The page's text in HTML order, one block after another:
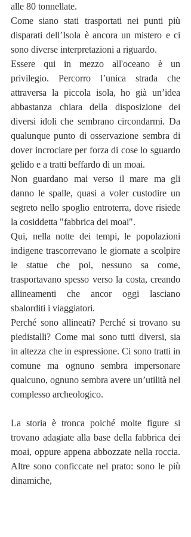
alle 80 tonnellate.
Come siano stati trasportati nei punti più
disparati dell’Isola è ancora un mistero e ci
sono diverse interpretazioni a riguardo.
Essere qui in mezzo all'oceano è un
privilegio. Percorro l’unica strada che
attraversa la piccola isola, ho già un’idea
abbastanza chiara della disposizione dei
diversi idoli che sembrano circondarmi. Da
qualunque punto di osservazione sembra di
dover incrociare per forza di cose lo sguardo
gelido e a tratti beffardo di un moai.
Non guardano mai verso il mare ma gli
danno le spalle, quasi a voler custodire un
segreto nello spoglio entroterra, dove risiede
la cosiddetta "fabbrica dei moai".
Qui, nella notte dei tempi, le popolazioni
indigene trascorrevano le giornate a scolpire
le statue che poi, nessuno sa come,
trasportavano spesso verso la costa, creando
allineamenti che ancor oggi lasciano
sbalorditi i viaggiatori.
Perché sono allineati? Perché si trovano su
piedistalli? Come mai sono tutti diversi, sia
in altezza che in espressione. Ci sono tratti in
comune ma ognuno sembra impersonare
qualcuno, ognuno sembra avere un’utilità nel
complesso archeologico.
La storia è tronca poiché molte figure si
trovano adagiate alla base della fabbrica dei
moai, oppure appena abbozzate nella roccia.
Altre sono conficcate nel prato: sono le più
dinamiche,